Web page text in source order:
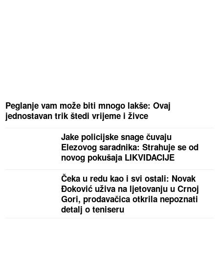
Peglanje vam može biti mnogo lakše: Ovaj
jednostavan trik štedi vrijeme i živce
Jake policijske snage čuvaju
Elezovog saradnika: Strahuje se od
novog pokušaja LIKVIDACIJE
Čeka u redu kao i svi ostali: Novak
Đoković uživa na ljetovanju u Crnoj
Gori, prodavačica otkrila nepoznati
detalj o teniseru